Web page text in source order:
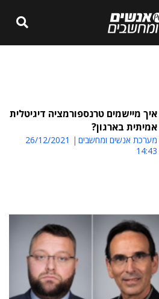
איך מיישמים טרנספורמציה דיגיטלית
אמיתית בארגון?
מערכת אנשים ומחשבים
26/12/2021
14:43